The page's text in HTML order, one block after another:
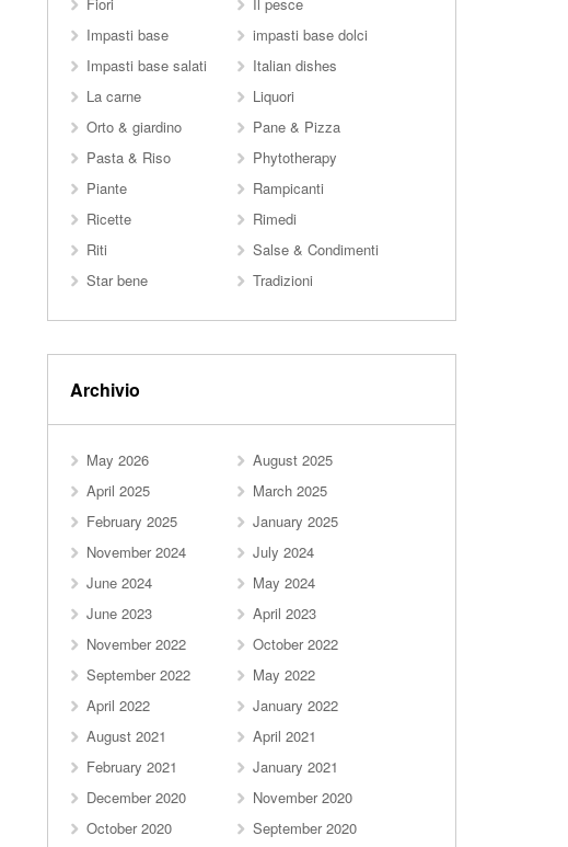
Impasti base
impasti base dolci
Impasti base salati
Italian dishes
La carne
Liquori
Orto & giardino
Pane & Pizza
Pasta & Riso
Phytotherapy
Piante
Rampicanti
Ricette
Rimedi
Riti
Salse & Condimenti
Star bene
Tradizioni
Archivio
May 2026
August 2025
April 2025
March 2025
February 2025
January 2025
November 2024
July 2024
June 2024
May 2024
June 2023
April 2023
November 2022
October 2022
September 2022
May 2022
April 2022
January 2022
August 2021
April 2021
February 2021
January 2021
December 2020
November 2020
October 2020
September 2020